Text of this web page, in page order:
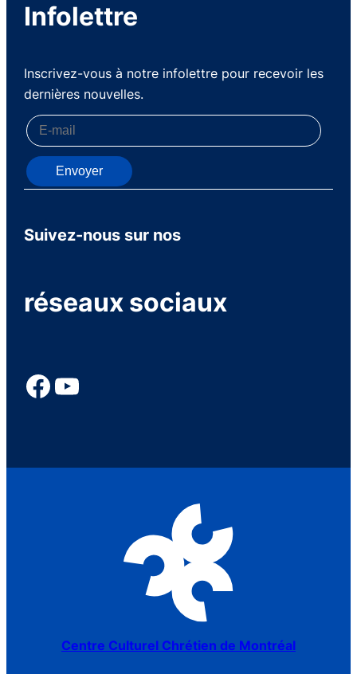
Infolettre
Inscrivez-vous à notre infolettre pour recevoir les
dernières nouvelles.
Envoyer
Suivez-nous sur nos
réseaux sociaux
Centre Culturel Chrétien de Montréal